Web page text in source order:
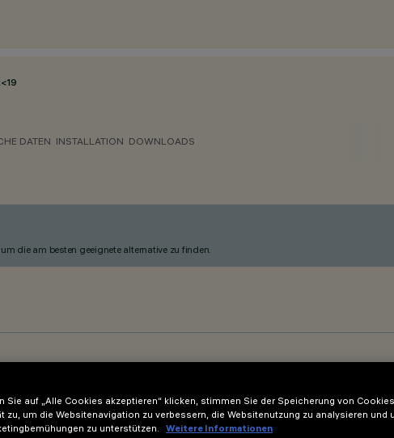
DATEN INSTALLATION DOWNLOADS
die am besten geeignete alternative zu finden.
Sie auf „Alle Cookies akzeptieren“ klicken, stimmen Sie der Speicherung von
zu, um die Websitenavigation zu verbessern, die Websitenutzung zu analysieren und
zu unterstützen.
Weitere Informationen